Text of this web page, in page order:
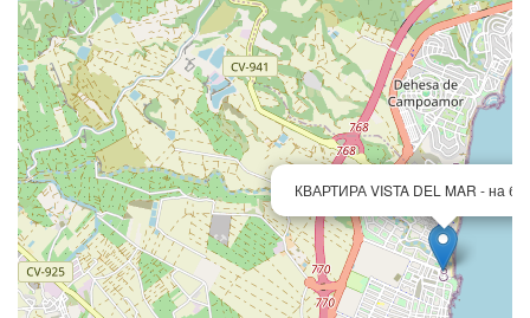
КВАРТИРА VISTA DEL MAR - на